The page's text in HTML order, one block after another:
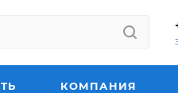
КОМПАНИЯ